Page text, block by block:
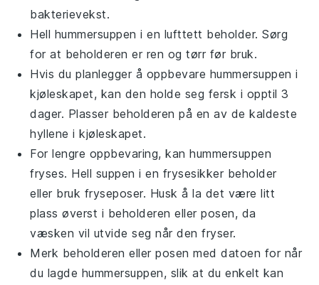
bakterievekst.
Hell hummersuppen i en lufttett beholder. Sørg
for at beholderen er ren og tørr før bruk.
Hvis du planlegger å oppbevare hummersuppen i
kjøleskapet, kan den holde seg fersk i opptil 3
dager. Plasser beholderen på en av de kaldeste
hyllene i kjøleskapet.
For lengre oppbevaring, kanhummersuppen
fryses. Hell suppen i en frysesikker beholder
eller bruk fryseposer. Husk å la det være litt
plass øverst i beholderen eller posen, da
væsken vil utvide seg når den fryser.
Merk beholderen eller posen med datoen for når
du lagde hummersuppen, slik at du enkelt kan